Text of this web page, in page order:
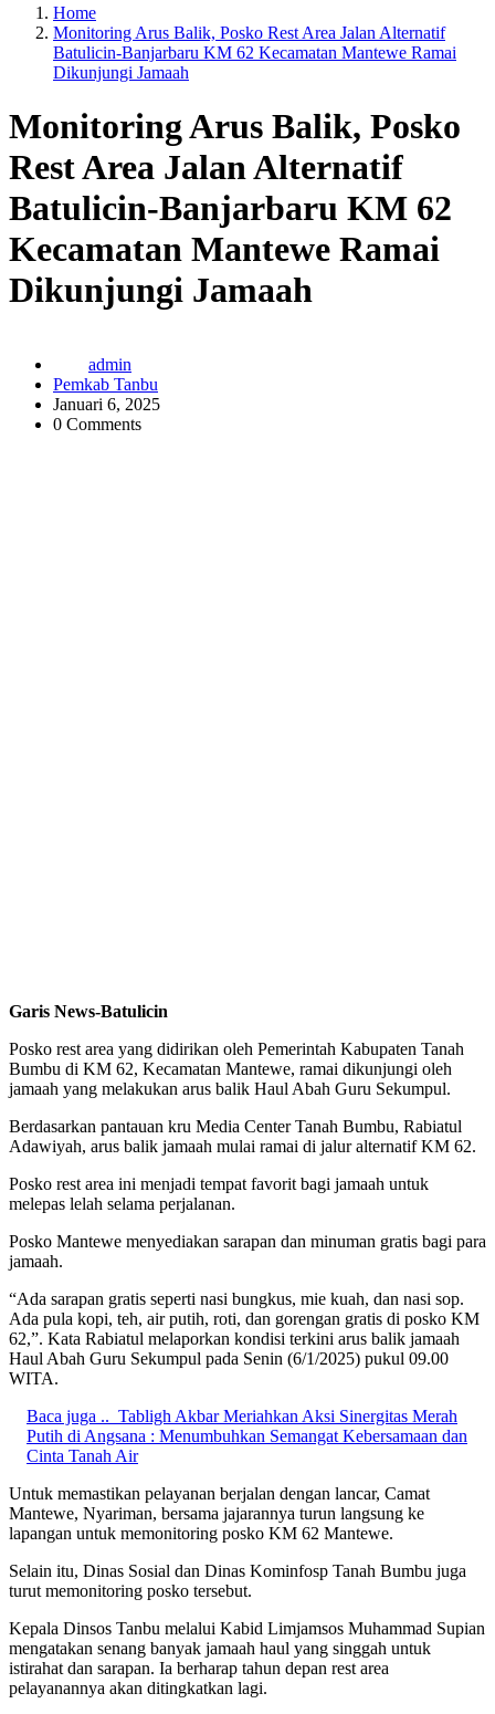
Home
Monitoring Arus Balik, Posko Rest Area Jalan Alternatif
Batulicin-Banjarbaru KM 62 Kecamatan Mantewe Ramai
Dikunjungi Jamaah
Monitoring Arus Balik, Posko
Rest Area Jalan Alternatif
Batulicin-Banjarbaru KM 62
Kecamatan Mantewe Ramai
Dikunjungi Jamaah
admin
Pemkab Tanbu
Januari 6, 2025
0 Comments
Garis News-Batulicin
Posko rest area yang didirikan oleh Pemerintah Kabupaten Tanah
Bumbu di KM 62, Kecamatan Mantewe, ramai dikunjungi oleh
jamaah yang melakukan arus balik Haul Abah Guru Sekumpul.
Berdasarkan pantauan kru Media Center Tanah Bumbu, Rabiatul
Adawiyah, arus balik jamaah mulai ramai di jalur alternatif KM 62.
Posko rest area ini menjadi tempat favorit bagi jamaah untuk
melepas lelah selama perjalanan.
Posko Mantewe menyediakan sarapan dan minuman gratis bagi para
jamaah.
“Ada sarapan gratis seperti nasi bungkus, mie kuah, dan nasi sop.
Ada pula kopi, teh, air putih, roti, dan gorengan gratis di posko KM
62,”. Kata Rabiatul melaporkan kondisi terkini arus balik jamaah
Haul Abah Guru Sekumpul pada Senin (6/1/2025) pukul 09.00
WITA.
Baca juga .. Tabligh Akbar Meriahkan Aksi Sinergitas Merah
Putih di Angsana : Menumbuhkan Semangat Kebersamaan dan
Cinta Tanah Air
Untuk memastikan pelayanan berjalan dengan lancar, Camat
Mantewe, Nyariman, bersama jajarannya turun langsung ke
lapangan untuk memonitoring posko KM 62 Mantewe.
Selain itu, Dinas Sosial dan Dinas Kominfosp Tanah Bumbu juga
turut memonitoring posko tersebut.
Kepala Dinsos Tanbu melalui Kabid Limjamsos Muhammad Supian
mengatakan senang banyak jamaah haul yang singgah untuk
istirahat dan sarapan. Ia berharap tahun depan rest area
pelayanannya akan ditingkatkan lagi.